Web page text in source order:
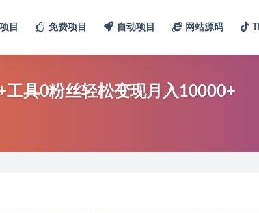
目 免费项目 自动项目 网站源码
工具0粉丝轻松变现月入10000+